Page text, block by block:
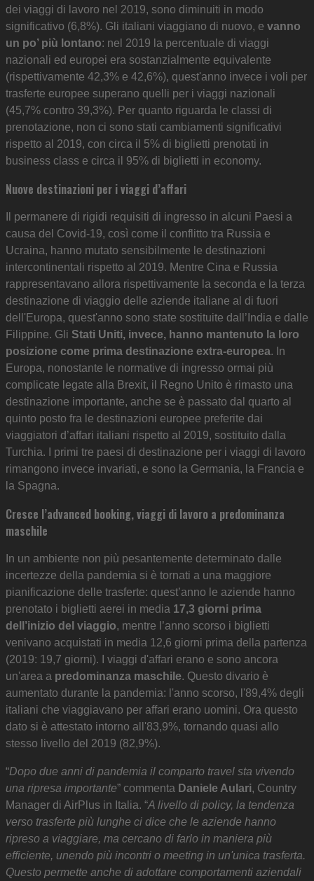
dei viaggi di lavoro nel 2019, sono diminuiti in modo
significativo (6,8%). Gli italiani viaggiano di nuovo, e vanno
un po’ più lontano: nel 2019 la percentuale di viaggi
nazionali ed europei era sostanzialmente equivalente
(rispettivamente 42,3% e 42,6%), quest'anno invece i voli per
trasferte europee superano quelli per i viaggi nazionali
(45,7% contro 39,3%). Per quanto riguarda le classi di
prenotazione, non ci sono stati cambiamenti significativi
rispetto al 2019, con circa il 5% di biglietti prenotati in
business class e circa il 95% di biglietti in economy.
Nuove destinazioni per i viaggi d’affari
Il permanere di rigidi requisiti di ingresso in alcuni Paesi a
causa del Covid-19, così come il conflitto tra Russia e
Ucraina, hanno mutato sensibilmente le destinazioni
intercontinentali rispetto al 2019. Mentre Cina e Russia
rappresentavano allora rispettivamente la seconda e la terza
destinazione di viaggio delle aziende italiane al di fuori
dell'Europa, quest'anno sono state sostituite dall’India e dalle
Filippine. Gli Stati Uniti, invece, hanno mantenuto la loro
posizione come prima destinazione extra-europea. In
Europa, nonostante le normative di ingresso ormai più
complicate legate alla Brexit, il Regno Unito è rimasto una
destinazione importante, anche se è passato dal quarto al
quinto posto fra le destinazioni europee preferite dai
viaggiatori d’affari italiani rispetto al 2019, sostituito dalla
Turchia. I primi tre paesi di destinazione per i viaggi di lavoro
rimangono invece invariati, e sono la Germania, la Francia e
la Spagna.
Cresce l’advanced booking, viaggi di lavoro a predominanza
maschile
In un ambiente non più pesantemente determinato dalle
incertezze della pandemia si è tornati a una maggiore
pianificazione delle trasferte: quest’anno le aziende hanno
prenotato i biglietti aerei in media 17,3 giorni prima
dell’inizio del viaggio, mentre l’anno scorso i biglietti
venivano acquistati in media 12,6 giorni prima della partenza
(2019: 19,7 giorni). I viaggi d'affari erano e sono ancora
un'area a predominanza maschile. Questo divario è
aumentato durante la pandemia: l'anno scorso, l'89,4% degli
italiani che viaggiavano per affari erano uomini. Ora questo
dato si è attestato intorno all'83,9%, tornando quasi allo
stesso livello del 2019 (82,9%).
“Dopo due anni di pandemia il comparto travel sta vivendo
una ripresa importante” commenta Daniele Aulari, Country
Manager di AirPlus in Italia. “A livello di policy, la tendenza
verso trasferte più lunghe ci dice che le aziende hanno
ripreso a viaggiare, ma cercano di farlo in maniera più
efficiente, unendo più incontri o meeting in un'unica trasferta.
Questo permette anche di adottare comportamenti aziendali